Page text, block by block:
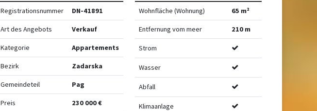
Registrationsnummer DN-41891
Art des Angebots Verkauf
Kategorie Appartements
Bezirk Zadarska
Gemeindeteil Pag
Preis 230 000 €
Wohnfläche (Wohnung) 65 m²
Entfernung vom meer 210 m
Strom
Wasser
Abfall
Klimaanlage